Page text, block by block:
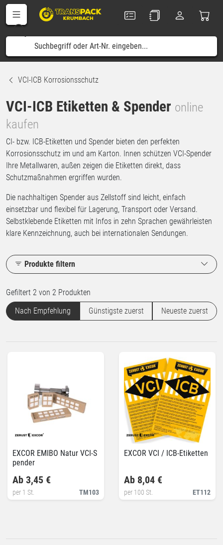
VCI-ICB Korrosionsschutz
VCI-ICB Etiketten & Spender online
kaufen
CI- bzw. ICB-Etiketten und Spender bieten den perfekten
Korrosionsschutz im und am Karton. Innen schützen VCI-Spender
Ihre Metallwaren, außen zeigen die Etiketten direkt, dass
Schutzmaßnahmen ergriffen wurden.
Die nachhaltigen Spender aus Zellstoff sind leicht, einfach
einsetzbar und flexibel für Lagerung, Transport oder Versand.
Selbstklebende Etiketten mit Infos in zehn Sprachen gewährleisten
klare Kennzeichnung, auch bei internationalen Sendungen.
Produkte filtern
Gefiltert 2 von 2 Produkten
Nach Empfehlung
Günstigste zuerst Neueste zuerst
EXCOR EMIBO Natur VCI-S
pender
TM103
Ab 3,45 €
per 1 St.
EXCOR VCI / ICB-Etiketten
ET112
Ab 8,04 €
per 100 St.